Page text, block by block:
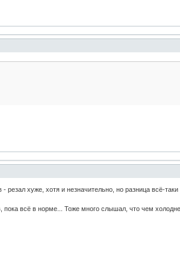
резал хуже, хотя и незначительно, но разница всё-
всё в норме... Тоже много слышал, что чем